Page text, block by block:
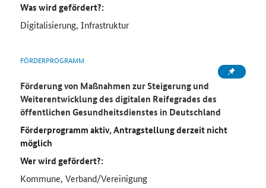
Was wird gefördert?:
Digitalisierung, Infrastruktur
FÖRDERPROGRAMM
Förderung von Maßnahmen zur Steigerung und
Weiterentwicklung des digitalen Reifegrades des
öffentlichen Gesundheitsdienstes in Deutschland
Förderprogramm aktiv, Antragstellung derzeit nicht
möglich
Wer wird gefördert?:
Kommune, Verband/Vereinigung